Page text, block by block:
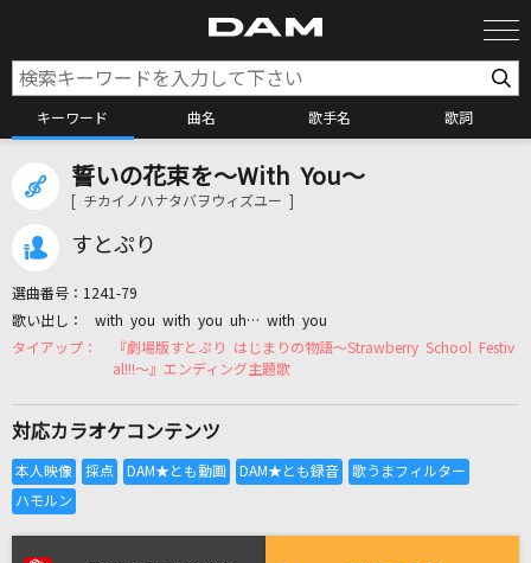
キーワード 曲名 歌手名 歌詞
カラオケ検索
カラオケリクエスト
全国りれき
リアルタイムで歌われている曲の一覧
[生音]恋する街角
誓いの花束を～With You～
[ チカイノハナタバヲウィズユー ]
すとぷり
選曲番号： 1241-79
with you with you uh… with you
『劇場版すとぷり はじまりの物語～Strawberry School Festiv
al!!!～』エンディング主題歌
対応カラオケコンテンツ